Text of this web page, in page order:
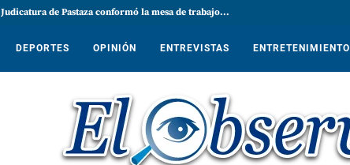
Judicatura de Pastaza conformó la mesa de trabajo...
DEPORTES OPINIÓN ENTREVISTAS ENTRETENIMIENTO